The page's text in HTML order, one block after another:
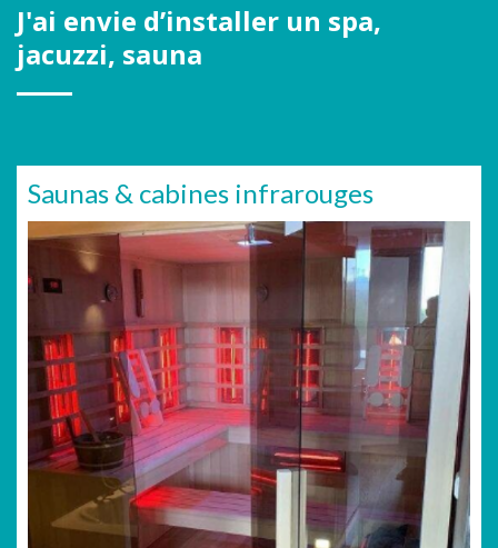
J'ai envie d’installer un spa,
jacuzzi, sauna
Saunas & cabines infrarouges